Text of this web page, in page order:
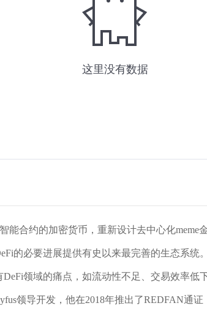
能合约的加密货币，重新设计去中心化meme
的必要进展提供有史以来最完善的生态系统
领域的痛点，如流动性不足、交易效率低
领导开发，他在2018年推出了REDFAN通